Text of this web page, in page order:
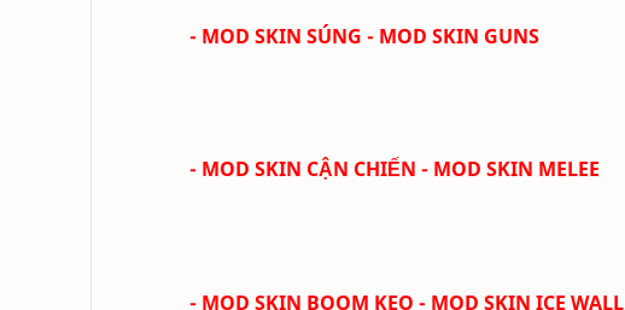
- MOD SKIN SÚNG - MOD SKIN GUNS
- MOD SKIN CẬN CHIẾN - MOD SKIN MELEE
- MOD SKIN BOOM KEO - MOD SKIN ICE WALL